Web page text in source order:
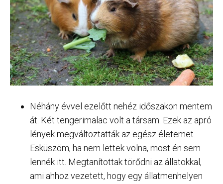
Néhány évvel ezelőtt nehéz időszakon mentem
át. Két tengerimalac volt a társam. Ezek az apró
lények megváltoztatták az egész életemet.
Esküszöm, ha nem lettek volna, most én sem
lennék itt. Megtanítottak törődni az állatokkal,
ami ahhoz vezetett, hogy egy állatmenhelyen